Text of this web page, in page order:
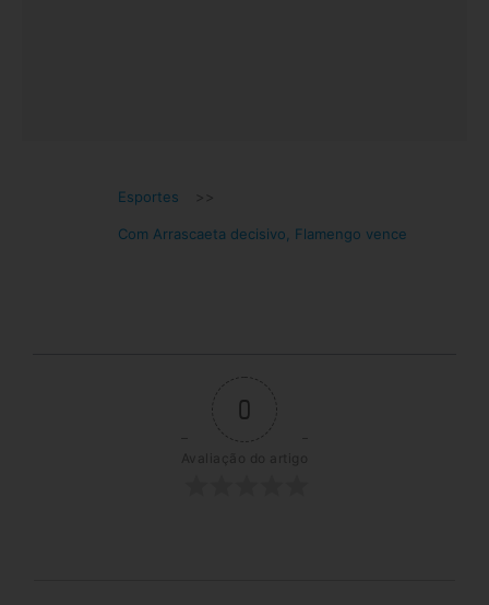
Esportes >>
Com Arrascaeta decisivo, Flamengo vence
0
Avaliação do artigo